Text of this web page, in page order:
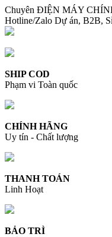
Chuyên ĐIỆN MÁY
Hotline/Zalo Dự án, B2B,
SHIP COD
Phạm vi Toàn quốc
CHÍNH HÃNG
Uy tín - Chất lượng
THANH TOÁN
Linh Hoạt
BẢO TRÌ